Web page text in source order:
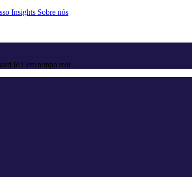
Insights Sobre nós
IoT em tempo real